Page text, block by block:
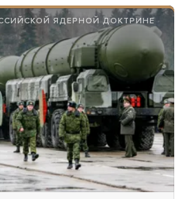
ЯДЕРНОЙ ДОКТРИНЕ